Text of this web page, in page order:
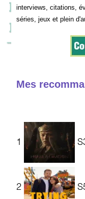
interviews, citations,
séries, jeux et plein
Mes
1
2